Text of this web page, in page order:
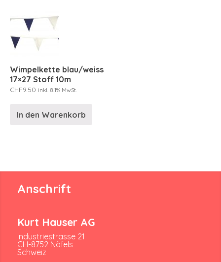
Wimpelkette blau/weiss
17×27 Stoff 10m
CHF9.50 inkl. 8.1% MwSt.
In den Warenkorb
Anschrift
Kurt Hauser AG
Industriestrasse 21
CH-8752 Näfels
Schweiz